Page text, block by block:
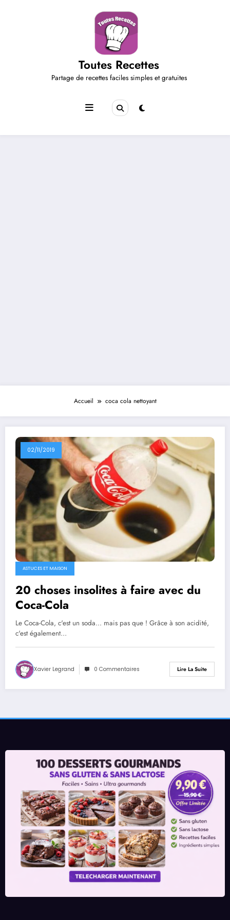
Toutes Recettes
Partage de recettes faciles simples et gratuites
Accueil coca cola nettoyant
02/11/2019
ASTUCES ET MAISON
20 choses insolites à faire avec du
Coca-Cola
Le Coca-Cola, c'est un soda... mais pas que ! Grâce à son acidité,
c'est également…
Xavier Legrand 0 Commentaires Lire La Suite